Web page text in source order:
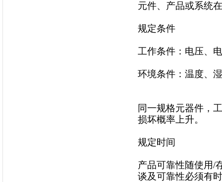
元件、产品或系统
规定条件
工作条件：电压、
环境条件：温度、
同一规格元器件，
损坏概率上升。
规定时间
产品可靠性随使用/
谈及可靠性必须有